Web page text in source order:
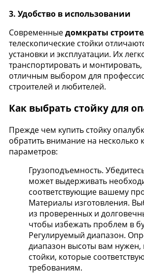
3. Удобство в использовании
Современныедомкраты
телескопические стойки
установки и эксплуатации. Их
транспортировать и монтировать,
отличным выбором для
строителей и любителей.
Как выбрать стойку для
Прежде чем купить стойку
обратить внимание на несколько
параметров:
Грузоподъемность.
может выдерживать
соответствующие вашему
Материалы изготовления.
из проверенных и
чтобы избежать проблем в
Регулируемый диапазон.
диапазон высоты вам нужен,
стойки, которые
требованиям.